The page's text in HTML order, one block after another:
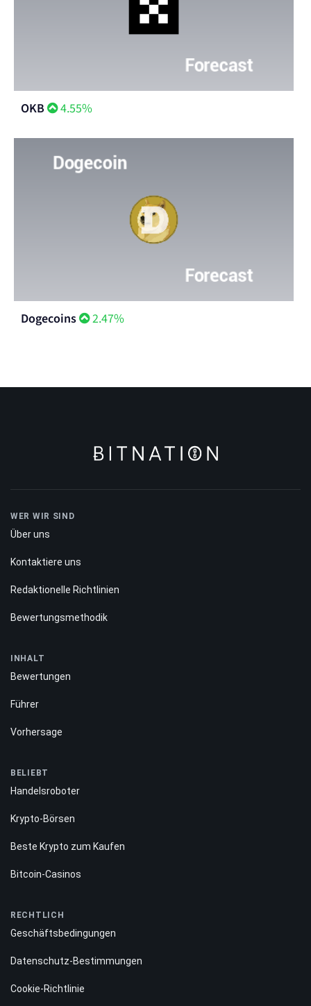
OKB 4.55%
Dogecoins 2.47%
WER WIR SIND
Über uns
Kontaktiere uns
Redaktionelle Richtlinien
Bewertungsmethodik
INHALT
Bewertungen
Führer
Vorhersage
BELIEBT
Handelsroboter
Krypto-Börsen
Beste Krypto zum Kaufen
Bitcoin-Casinos
RECHTLICH
Geschäftsbedingungen
Datenschutz-Bestimmungen
Cookie-Richtlinie